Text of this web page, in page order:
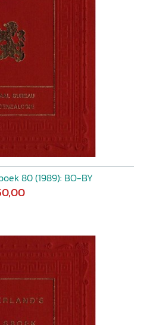
80 (1989): BO-BY